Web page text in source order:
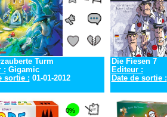
Turm
: Gigamic
sortie : 01-01-2012
Die Fiesen 7
Editeur :
Date de sortie :
0%